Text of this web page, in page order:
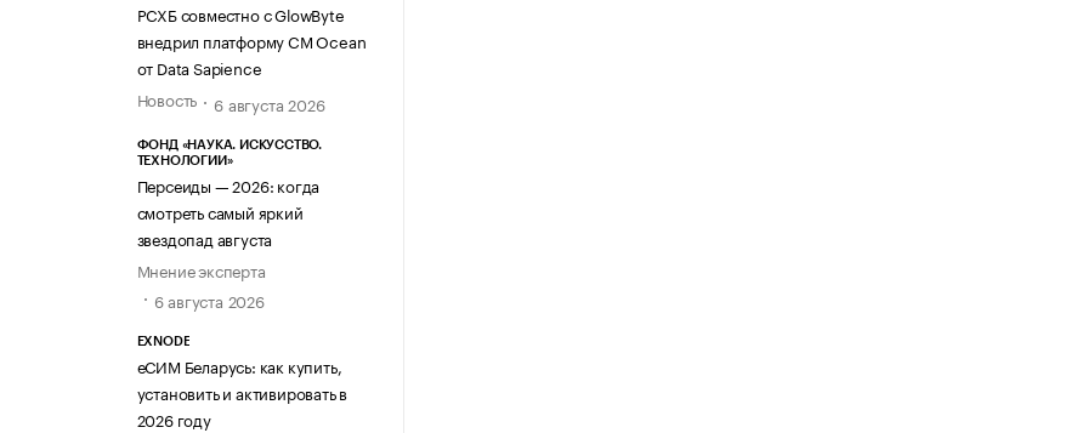
РСХБ совместно с GlowByte
внедрил платформу CM Ocean
от Data Sapience
Новость
6 августа 2026
ФОНД «НАУКА. ИСКУССТВО.
ТЕХНОЛОГИИ»
Персеиды — 2026: когда
смотреть самый яркий
звездопад августа
Мнение эксперта
6 августа 2026
EXNODE
еСИМ Беларусь: как купить,
установить и активировать в
2026 году